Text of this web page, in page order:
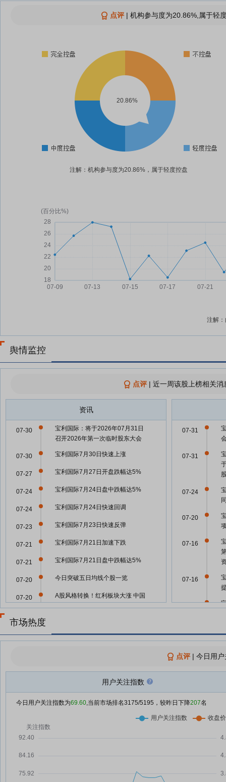
点评| 机构参与度为20.86%,属于轻
20.86%
注解：机构参与度为20.86%，属于轻度控盘
注解
舆情监控
点评| 近一周该股上榜相关
资讯
宝利国际：将于2026年07月31日
召开2026年第一次临时股东大会
07-30
宝利国际7月30日快速上涨
07-30
宝利国际7月27日开盘跌幅达5%
07-27
宝利国际7月24日盘中跌幅达5%
07-24
宝利国际7月24日快速回调
07-24
宝利国际7月23日快速反弹
07-23
宝利国际7月21日加速下跌
07-21
宝利国际7月21日盘中跌幅达5%
07-21
今日突破五日均线个股一览
07-20
A股风格转换！红利板块大涨 中国
07-20
07-20
宝利国际7月20日盘中涨幅达5%
07-20
宝利国际：公司不存在逾期担保
07-15
宝利国际：2026年7月31日召开
宝利国际：公司积极做好市值管理
07-31
07-31
07-24
07-20
07-16
07-16
07-16
市场热度
点评| 今日用
用户关注指数
今日用户关注指数为69.60,当前市场排名3175/5195，较昨日下降207名